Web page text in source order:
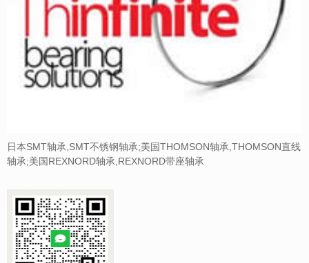
日本SMT轴承,SMT不锈钢轴承;美国THOMSON轴承,THOMSON直线
轴承;美国REXNORD轴承,REXNORD带座轴承